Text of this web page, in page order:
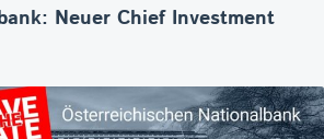
Neuer Chief Investment